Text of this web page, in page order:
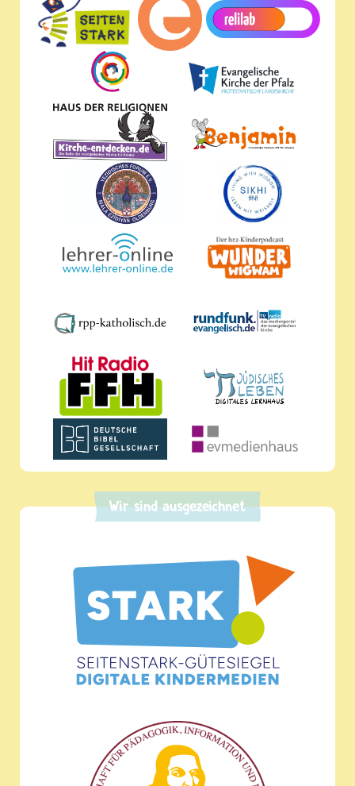
Wir sind ausgezeichnet